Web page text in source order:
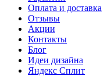
Оплата и доставка
Отзывы
Акции
Контакты
Блог
Идеи дизайна
Яндекс Сплит